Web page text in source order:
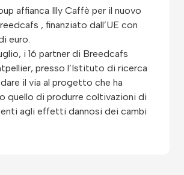
affianca Illy Caffè per il nuovo
, finanziato dall’UE con
euro.
i 16 partner di Breedcafs
presso l’Istituto di ricerca
il via al progetto che ha
quello di produrre coltivazioni di
agli effetti dannosi dei cambi